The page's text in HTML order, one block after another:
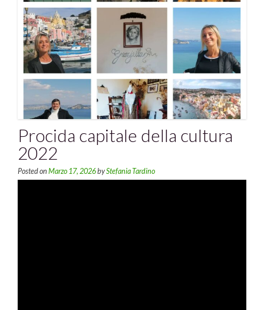
Procida capitale della cultura
2022
Posted on Marzo 17, 2026byStefania Tardino